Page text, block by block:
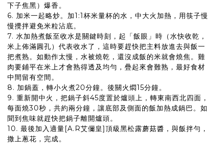
下子焦黑）爆香。
6. 加米一起略炒。加1:1杯米量杯的水，中大火加熱，用筷子慢
慢攪拌避免米粒沾底。
7. 水加熱煮飯至收水是關鍵時刻，起「飯眼」時（水快收乾，
米上佈滿圓孔）代表收水了，這時要趕快把主料放進去與飯一
把煮熟。如動作太慢，水被燒乾，還沒成飯的米就會燒焦。雞
肉要鋪平在米上才會熟得透及均勻，疊起來會難熟，最好食材
中間留有空間。
8. 加鍋蓋，轉小火煮20分鐘。後關火燜15分鐘。
9. 重新開中火，把鍋子斜45度置於爐頭上，轉東南西北四面，
每面燒30秒，共約兩分鐘，讓底部及側面的飯加熱成鍋巴。如
聞到焦味就趕快把鍋子離開爐頭。
10. 最後加入適量[A.R艾儞皇]頂級黑松露蘑菇醬，與飯拌勻，
撒上蔥花，完成。